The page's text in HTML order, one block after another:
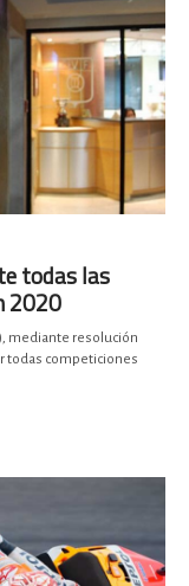
todas las
2020
mediante resolución
todas competiciones